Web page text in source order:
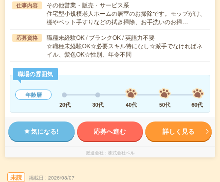
仕事内容
その他営業・販売・サービス系
住宅型小規模老人ホームの居室のお掃除です。モップがけ、
棚やベット手すりなどの拭き掃除、お手洗いのお掃…
応募資格
職種未経験OK / ブランクOK / 英語力不要
☆職種未経験OK☆必要スキル特になし☆派手でなければネ
イル、髪色OK☆性別、年令不問
職場の雰囲気
年齢層
20代
30代 40代 50代 60代
気になる! 応募へ進む 詳しく見る
派遣会社 株式会社ベル
未読 掲載日 2026/08/07